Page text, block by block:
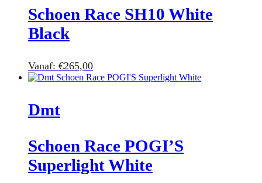
Schoen Race SH10 White
Black
Vanaf: €265,00
Dmt
Schoen Race POGI’S
Superlight White